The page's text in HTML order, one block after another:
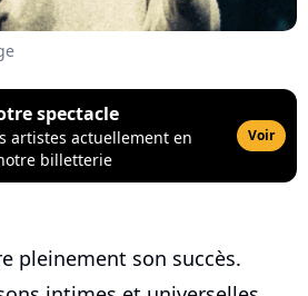
spectacle
artistes actuellement en
billetterie
Voir
pleinement son succès.